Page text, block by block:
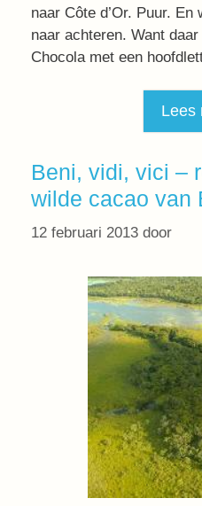
naar Côte d’Or. Puur. En
naar achteren. Want
Chocola met een
Lees
Beni, vidi, vici –
wilde cacao van
12 februari 2013 door